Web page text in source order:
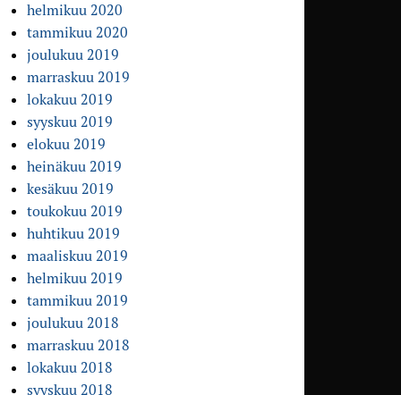
helmikuu 2020
tammikuu 2020
joulukuu 2019
marraskuu 2019
lokakuu 2019
syyskuu 2019
elokuu 2019
heinäkuu 2019
kesäkuu 2019
toukokuu 2019
huhtikuu 2019
maaliskuu 2019
helmikuu 2019
tammikuu 2019
joulukuu 2018
marraskuu 2018
lokakuu 2018
syyskuu 2018